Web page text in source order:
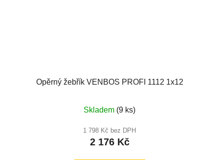
Opěrný žebřík VENBOS PROFI 1112 1x12
hodnocení
produktu
je
Skladem (9 ks)
1 798 Kč bez DPH
2 176 Kč